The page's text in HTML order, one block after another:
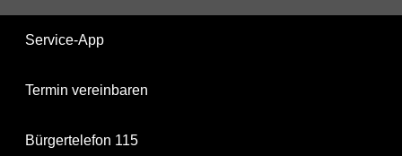
Service-App
Termin vereinbaren
Bürgertelefon 115